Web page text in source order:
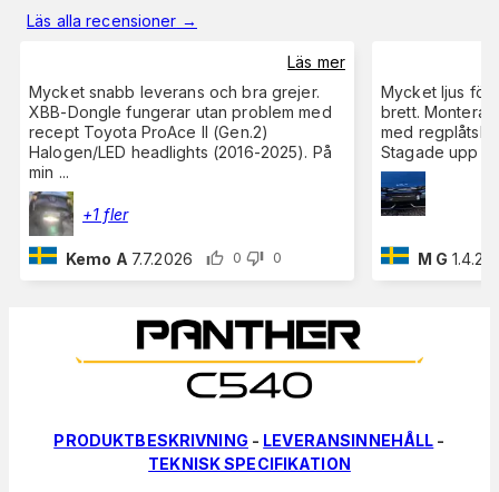
Läs alla recensioner →
Läs mer
Mycket snabb leverans och bra grejer.
XBB-Dongle fungerar utan problem med
recept Toyota ProAce II (Gen.2)
Halogen/LED headlights (2016-2025). På
min ...
+1 fler
Kemo A 7.7.2026 0 0
Mycket ljus för
brett.
med
Stagade upp
M G
PRODUKTBESKRIVNING - LEVERANSINNEHÅLL -
TEKNISK SPECIFIKATION